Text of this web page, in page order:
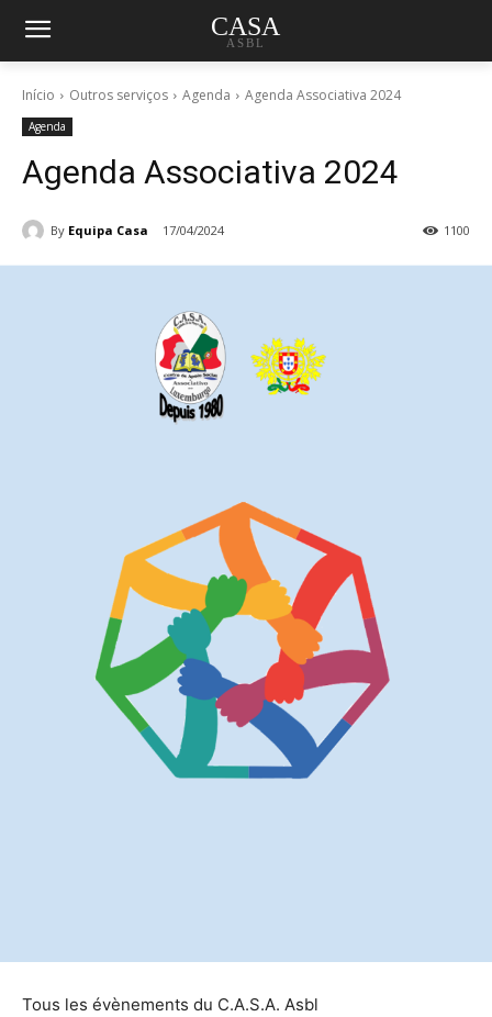
CASA
ASBL
Início Outros serviços Agenda Agenda Associativa 2024
Agenda
Agenda Associativa 2024
By Equipa Casa 17/04/2024 1100
Tous les évènements du C.A.S.A. Asbl